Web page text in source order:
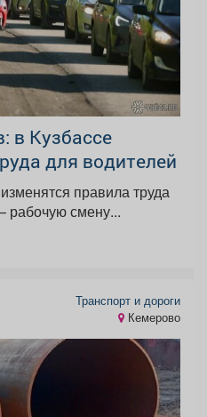
в Кузбассе
для водителей
правила труда
рабочую смену...
Транспорт и дороги
Кемерово